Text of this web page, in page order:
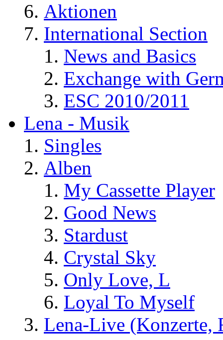
Aktionen
International Section
News and Basics
Exchange with
ESC 2010/2011
Lena - Musik
Singles
Alben
My Cassette Player
Good News
Stardust
Crystal Sky
Only Love, L
Loyal To Myself
Lena-Live (Konzerte,